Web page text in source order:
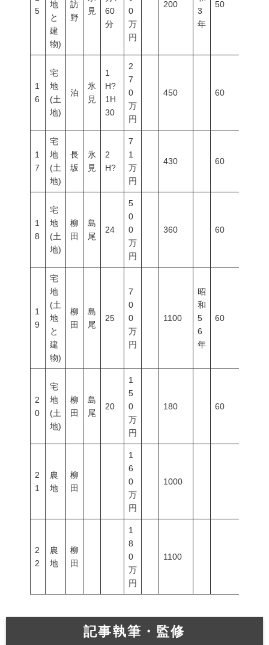
5
地
と
建
物)
訪
野
見
60
分
0
万
円
200
3
年
50
1
6
宅
地
(土
地)
泊
氷
見
1
H?
1H
30
2
7
0
万
円
450 60
1
7
宅
地
(土
地)
長
坂
氷
見
2
H?
7
1
万
円
430 60
1
8
宅
地
(土
地)
柳
田
島
尾
24
5
0
0
万
円
360 60
1
9
宅
地
(土
地
と
建
物)
柳
田
島
尾
25
7
0
0
万
円
1100
昭
和
5
6
年
60
2
0
宅
地
(土
地)
柳
田
島
尾
20
1
5
0
万
円
180 60
2
1
農
地
柳
田
1
6
0
万
円
1000
2
2
農
地
柳
田
1
8
0
万
円
1100
記事執筆・監修